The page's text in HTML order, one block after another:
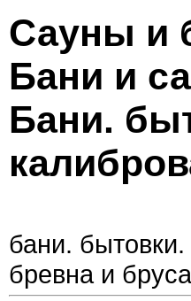
Сауны и
Бани и
Бани.
бани.
бревна и